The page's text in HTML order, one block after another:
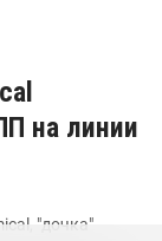
на линии
"дочка"